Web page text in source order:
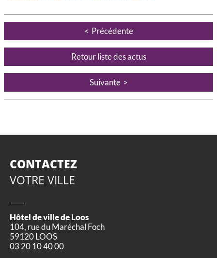
Précédente
Retour liste des actus
Suivante
CONTACTEZ
VOTRE VILLE
Hôtel de ville de Loos
104, rue du Maréchal Foch
59120 LOOS
03 20 10 40 00